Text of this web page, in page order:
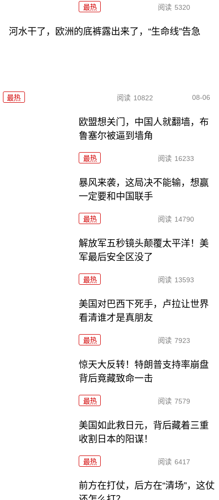
最热 阅读 5320
河水干了，欧洲的底裤露出来了，“生命线”告急
最热 阅读 10822 08-06
欧盟想关门，中国人就翻墙，布
鲁塞尔被逼到墙角
最热 阅读 16233
暴风来袭，这局决不能输，想赢
一定要和中国联手
最热 阅读 14790
解放军五秒镜头颠覆太平洋！美
军最后安全区没了
最热 阅读 13593
美国对巴西下死手，卢拉让世界
看清谁才是真朋友
最热 阅读 7923
惊天大反转！特朗普支持率崩盘
背后竟藏致命一击
最热 阅读 7579
美国如此救日元，背后藏着三重
收割日本的阳谋！
最热 阅读 6417
前方在打仗，后方在“清场”，这仗